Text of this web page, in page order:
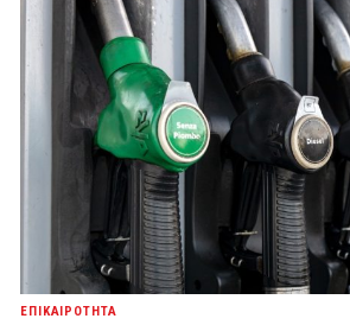
ΕΠΙΚΑΙΡΟΤΗΤΑ